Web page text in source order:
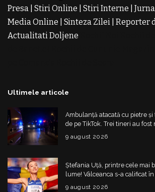
Presa Stiri Online Stiri Interne
Media Online
Sinteza Zilei Reporter
Actualitati Doljene
Ultimele articole
Ambulanță atacată cu pietre
de pe TikTok. Trei tineri au fost
9 august 2026
Ștefania Uță, printre cele mai
lume! Vâlceanca s-a calificat
9 august 2026